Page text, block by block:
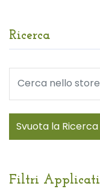
Ricerca
Svuota la Ricerca
Filtri Applicati